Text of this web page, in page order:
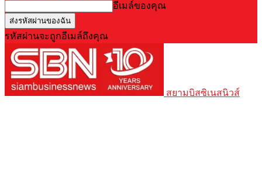
อีเมล์ของคุณ
รหัสผ่านจะถูกอีเมล์ถึงคุณ
สยามบิสซิเนสนิวส์